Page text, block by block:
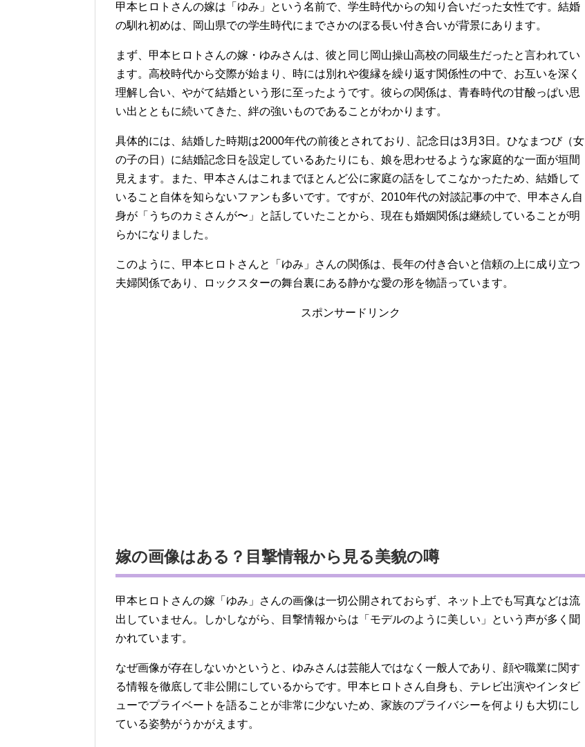
甲本ヒロトさんの嫁は「ゆみ」という名前で、学生時代からの知り合いだった女性です。結婚
の馴れ初めは、岡山県での学生時代にまでさかのぼる長い付き合いが背景にあります。
まず、甲本ヒロトさんの嫁・ゆみさんは、彼と同じ岡山操山高校の同級生だったと言われてい
ます。高校時代から交際が始まり、時には別れや復縁を繰り返す関係性の中で、お互いを深く
理解し合い、やがて結婚という形に至ったようです。彼らの関係は、青春時代の甘酸っぱい思
い出とともに続いてきた、絆の強いものであることがわかります。
具体的には、結婚した時期は2000年代の前後とされており、記念日は3月3日。ひなまつび（女
の子の日）に結婚記念日を設定しているあたりにも、娘を思わせるような家庭的な一面が垣間
見えます。また、甲本さんはこれまでほとんど公に家庭の話をしてこなかったため、結婚して
いること自体を知らないファンも多いです。ですが、2010年代の対談記事の中で、甲本さん自
身が「うちのカミさんが〜」と話していたことから、現在も婚姻関係は継続していることが明
らかになりました。
このように、甲本ヒロトさんと「ゆみ」さんの関係は、長年の付き合いと信頼の上に成り立つ
夫婦関係であり、ロックスターの舞台裏にある静かな愛の形を物語っています。
スポンサードリンク
嫁の画像はある？目撃情報から見る美貌の噂
甲本ヒロトさんの嫁「ゆみ」さんの画像は一切公開されておらず、ネット上でも写真などは流
出していません。しかしながら、目撃情報からは「モデルのように美しい」という声が多く聞
かれています。
なぜ画像が存在しないかというと、ゆみさんは芸能人ではなく一般人であり、顔や職業に関す
る情報を徹底して非公開にしているからです。甲本ヒロトさん自身も、テレビ出演やインタビ
ューでプライベートを語ることが非常に少ないため、家族のプライバシーを何よりも大切にし
ている姿勢がうかがえます。